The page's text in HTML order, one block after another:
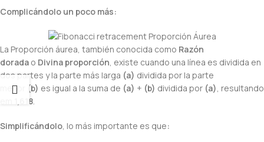
Complicándolo un poco más:
La Proporción áurea, también conocida como Razón
dorada o Divina proporción, existe cuando una línea es dividida en
dos partes y la parte más larga (a) dividida por la parte
menor
(b) es igual a la suma de (a) + (b) dividida por (a), resultando
1,618.
Simplificándolo, lo más importante es que: